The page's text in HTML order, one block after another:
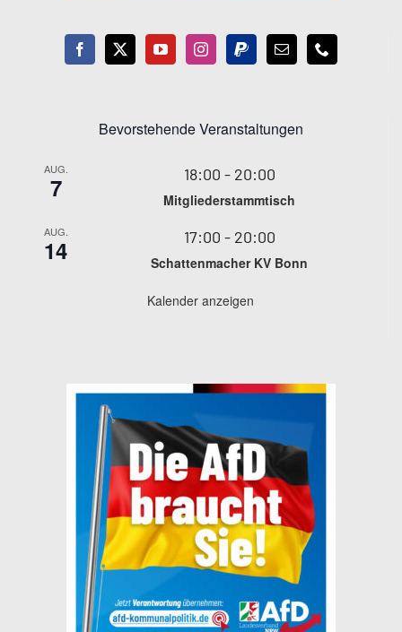
Bevorstehende Veranstaltungen
AUG.
7 18:00 - 20:00
Mitgliederstammtisch
AUG.
14 17:00 - 20:00
Schattenmacher KV Bonn
Kalender anzeigen